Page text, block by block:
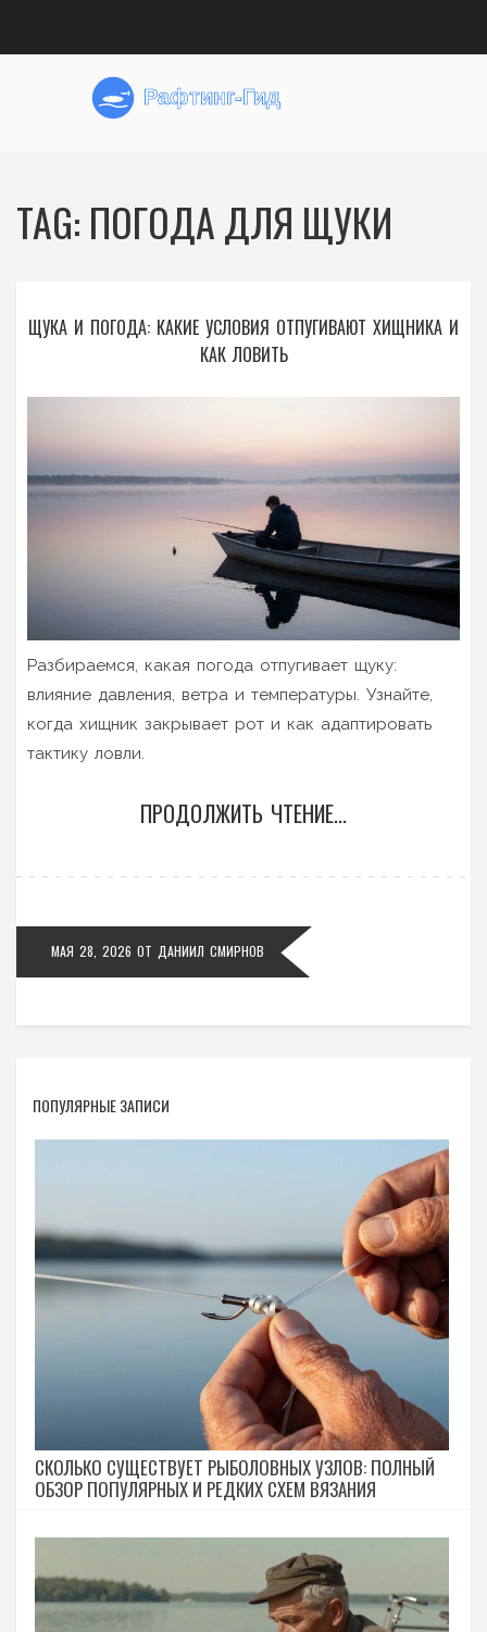
TAG: ПОГОДА ДЛЯ ЩУКИ
ЩУКА И ПОГОДА: КАКИЕ УСЛОВИЯ ОТПУГИВАЮТ ХИЩНИКА И
КАК ЛОВИТЬ
Разбираемся, какая погода отпугивает щуку:
влияние давления, ветра и температуры. Узнайте,
когда хищник закрывает рот и как адаптировать
тактику ловли.
ПРОДОЛЖИТЬ ЧТЕНИЕ...
МАЯ 28, 2026 ОТ ДАНИИЛ СМИРНОВ
ПОПУЛЯРНЫЕ ЗАПИСИ
СКОЛЬКО СУЩЕСТВУЕТ РЫБОЛОВНЫХ УЗЛОВ: ПОЛНЫЙ
ОБЗОР ПОПУЛЯРНЫХ И РЕДКИХ СХЕМ ВЯЗАНИЯ